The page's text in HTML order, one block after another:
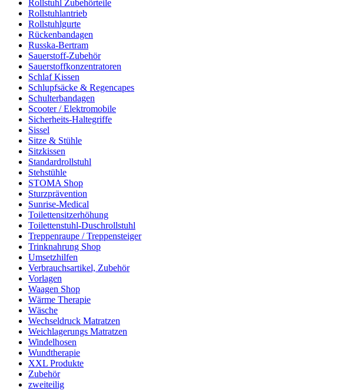
Rollstuhl Zubehörteile
Rollstuhlantrieb
Rollstuhlgurte
Rückenbandagen
Russka-Bertram
Sauerstoff-Zubehör
Sauerstoffkonzentratoren
Schlaf Kissen
Schlupfsäcke & Regencapes
Schulterbandagen
Scooter / Elektromobile
Sicherheits-Haltegriffe
Sissel
Sitze & Stühle
Sitzkissen
Standardrollstuhl
Stehstühle
STOMA Shop
Sturzprävention
Sunrise-Medical
Toilettensitzerhöhung
Toilettenstuhl-Duschrollstuhl
Treppenraupe / Treppensteiger
Trinknahrung Shop
Umsetzhilfen
Verbrauchsartikel, Zubehör
Vorlagen
Waagen Shop
Wärme Therapie
Wäsche
Wechseldruck Matratzen
Weichlagerungs Matratzen
Windelhosen
Wundtherapie
XXL Produkte
Zubehör
zweiteilig